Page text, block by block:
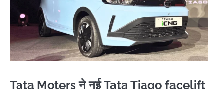
Tata Moters ने नई Tata Tiago facelift